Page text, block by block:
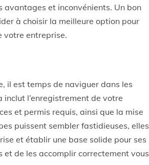
avantages et inconvénients. Un bon
à choisir la meilleure option pour
votre entreprise.
il est temps de naviguer dans les
l’enregistrement de votre
et permis requis, ainsi que la mise
puissent sembler fastidieuses, elles
et établir une base solide pour ses
de les accomplir correctement vous